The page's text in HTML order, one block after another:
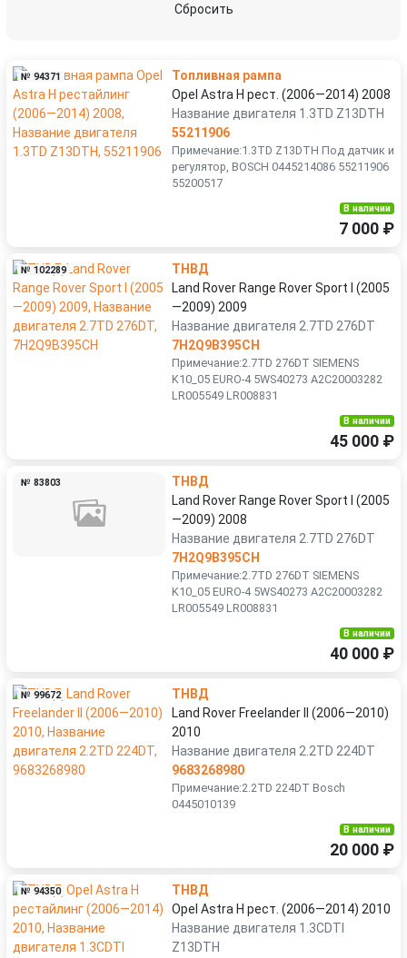
Сбросить
№ 94371
Топливная рампа
Opel Astra H рест. (2006—2014) 2008
Название двигателя 1.3TD Z13DTH
55211906
Примечание:1.3TD Z13DTH Под датчик и
регулятор, BOSCH 0445214086 55211906
55200517
В наличии
7 000 ₽
№ 102289
ТНВД
Land Rover Range Rover Sport I (2005
—2009) 2009
Название двигателя 2.7TD 276DT
7H2Q9B395CH
Примечание:2.7TD 276DT SIEMENS
K10_05 EURO-4 5WS40273 A2C20003282
LR005549 LR008831
В наличии
45 000 ₽
№ 83803
ТНВД
Land Rover Range Rover Sport I (2005
—2009) 2008
Название двигателя 2.7TD 276DT
7H2Q9B395CH
Примечание:2.7TD 276DT SIEMENS
K10_05 EURO-4 5WS40273 A2C20003282
LR005549 LR008831
В наличии
40 000 ₽
№ 99672
ТНВД
Land Rover Freelander II (2006—2010)
2010
Название двигателя 2.2TD 224DT
9683268980
Примечание:2.2TD 224DT Bosch
0445010139
В наличии
20 000 ₽
№ 94350
ТНВД
Opel Astra H рест. (2006—2014) 2010
Название двигателя 1.3CDTI
Z13DTH